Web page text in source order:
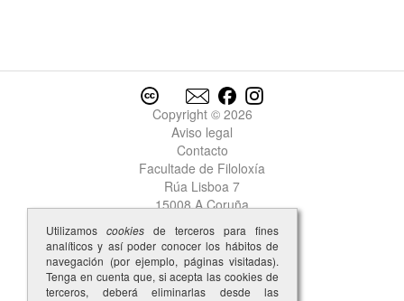
Copyright © 2026
Aviso legal
Contacto
Facultade de Filoloxía
Rúa Lisboa 7
15008 A Coruña
Utilizamos cookies de terceros para fines
analíticos y así poder conocer los hábitos de
navegación (por ejemplo, páginas visitadas).
Tenga en cuenta que, si acepta las cookies de
terceros, deberá eliminarlas desde las